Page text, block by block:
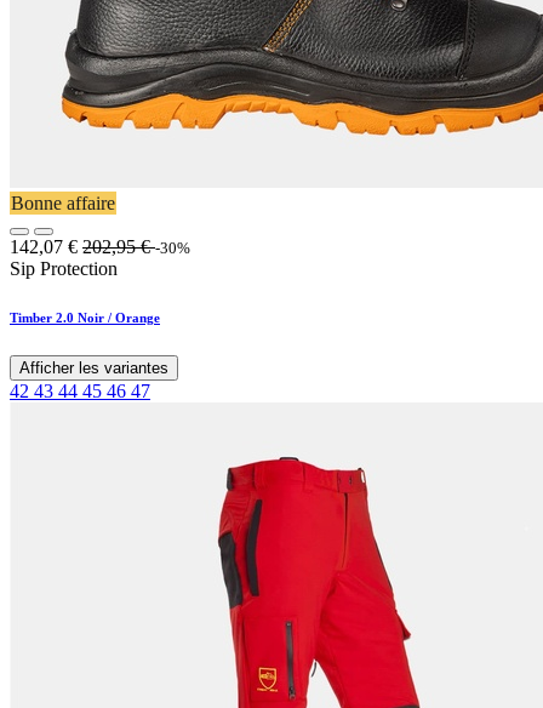
Bonne affaire
142,07 € 202,95€ -30%
Sip Protection
Timber 2.0 Noir / Orange
Afficher les variantes
42 43 44 45 46 47